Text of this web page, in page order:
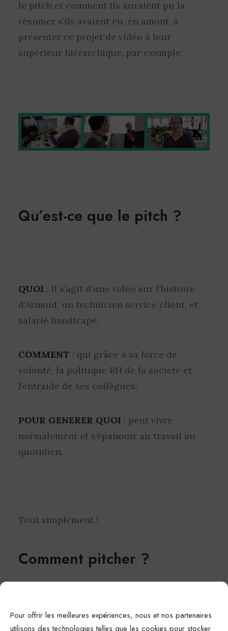
Pour offrir les meilleures expériences, nous et nos partenaires
utilisons des technologies telles que les cookies pour stocker
le pitch et comment ils auraient pu la
résumer s’ils avaient eu, en amont, à
présenter ce projet de vidéo à leur
supérieur hiérarchique, par exemple.
Qu’est-ce que le pitch ?
QUOI : Il s’agit d’une video sur l’histoire
d’Arnaud, un technicien service client, et
salarié handicapé,
COMMENT : qui grâce à sa force de
volonté, la politique RH de la société et
l’entraide de ses collègues,
POUR GENERER QUOI : peut vivre
normalement et s’épanouir au travail au
quotidien.
Tout simplement !
Comment pitcher ?
ce que l’on fait chezSpitch. pour pitcher